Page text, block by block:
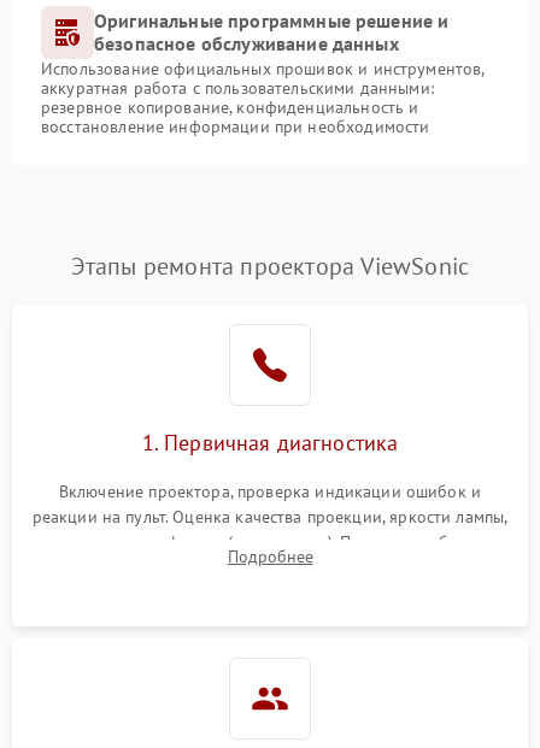
Оригинальные программные решение и
безопасное обслуживание данных
Использование официальных прошивок и инструментов,
аккуратная работа с пользовательскими данными:
резервное копирование, конфиденциальность и
восстановление информации при необходимости
Этапы ремонта проектора ViewSonic
1. Первичная диагностика
Включение проектора, проверка индикации ошибок и
реакции на пульт. Оценка качества проекции, яркости лампы,
наличия артефактов (точки, пятна). Проверка работы
системы охлаждения по уровню шума вентиляторов.
Подробнее